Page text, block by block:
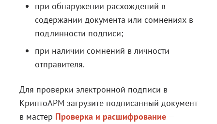
при обнаружении расхождений в
содержании документа или сомнениях в
подлинности подписи;
при наличии сомнений в личности
отправителя.
Для проверки электронной подписи в
КриптоАРМ загрузите подписанный документ
в мастер Проверка и расшифрование —